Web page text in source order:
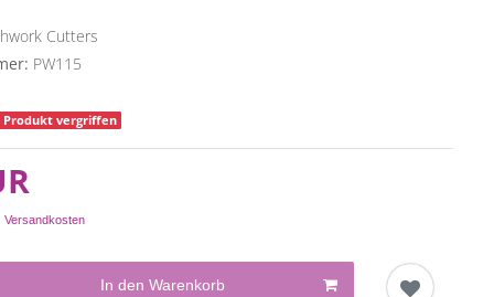
Cutters
PW115
Produkt vergriffen
Versandkosten
In den Warenkorb